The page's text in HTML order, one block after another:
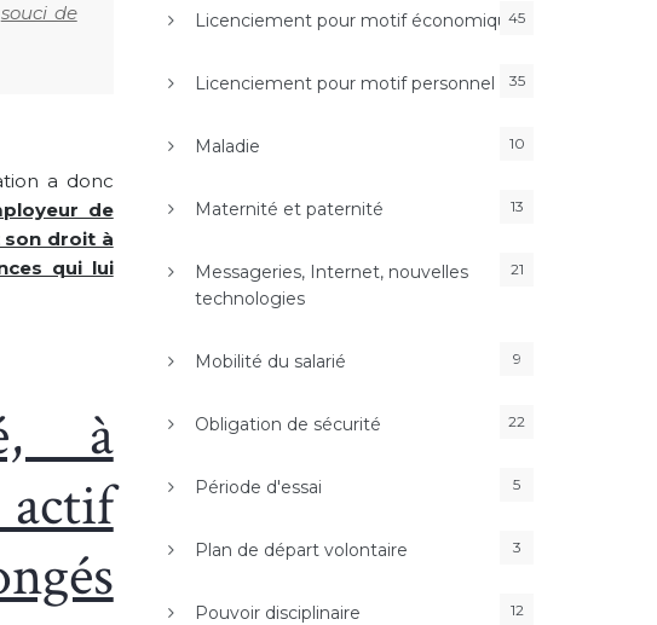
souci de
a donc
de
son droit à
qui lui
à
actif
Licenciement pour motif économique
45
Licenciement pour motif personnel 35
Maladie 10
Maternité et paternité 13
Messageries, Internet, nouvelles
technologies
21
Mobilité du salarié 9
Obligation de sécurité 22
Période d'essai 5
Plan de départ volontaire 3
Pouvoir disciplinaire 12